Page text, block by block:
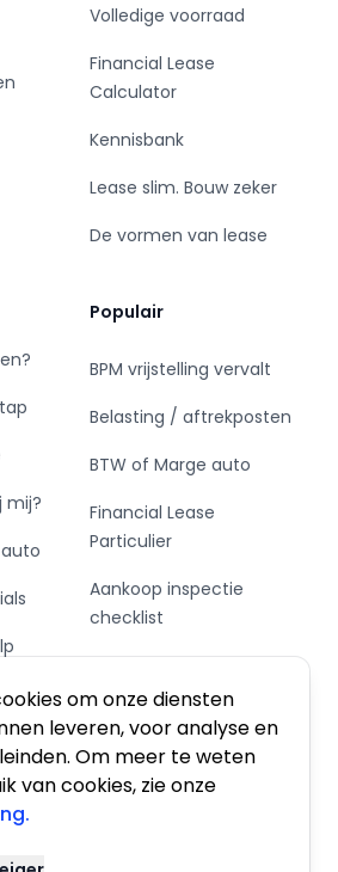
om onze diensten
leveren, voor analyse en
Om meer te weten
van cookies, zie onze
mij?
Volledige voorraad
Financial Lease
Calculator
Kennisbank
Lease slim. Bouw zeker
De vormen van lease
Populair
BPM vrijstelling vervalt
Belasting / aftrekposten
BTW of Marge auto
Financial Lease
Particulier
Aankoop inspectie
checklist
Private Leasen,
Financieren of Kopen?